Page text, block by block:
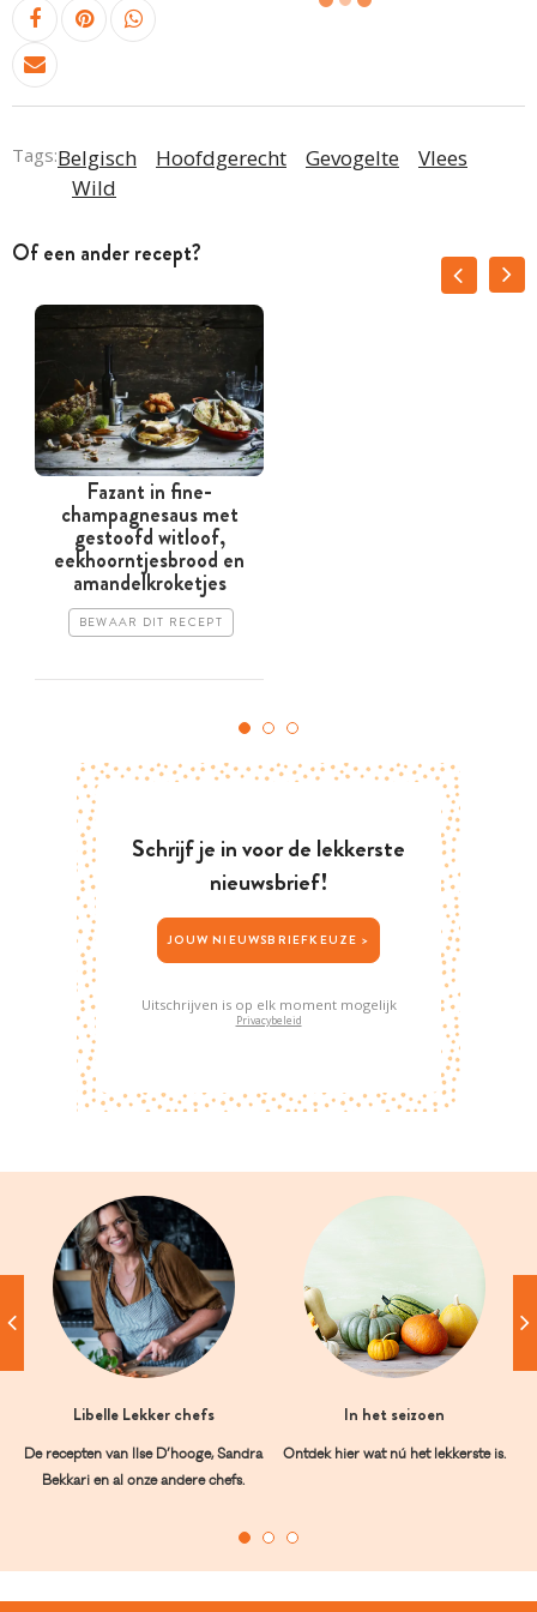
Tags:Belgisch Hoofdgerecht Gevogelte
Vlees
Wild
Of een ander recept?
Fazant in fine-
champagnesaus met
gestoofd witloof,
eekhoorntjesbrood en
amandelkroketjes
BEWAAR DIT RECEPT
Schrijf je in voor de lekkerste
nieuwsbrief!
JOUW NIEUWSBRIEFKEUZE >
Uitschrijven is op elk moment mogelijk
Privacybeleid
Libelle Lekker chefs
De recepten van Ilse D’hooge, Sandra
Bekkari en al onze andere chefs.
In het seizoen
Ontdek hier wat nú het lekkerste is.